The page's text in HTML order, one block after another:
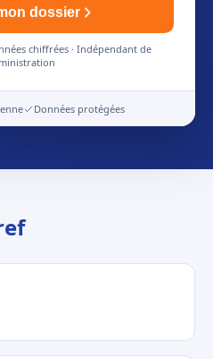
dossier
chiffrées · Indépendant de
Données protégées